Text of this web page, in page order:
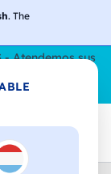
. The
- Atendemos sus
Sin parar